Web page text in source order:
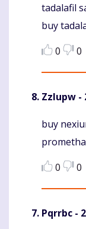
tadalafil
buy
0
0
Zzlupw -
buy
0
0
Pqrrbc -